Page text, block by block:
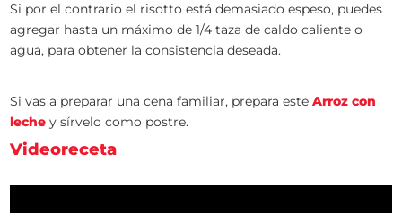
Si por el contrario el risotto está demasiado espeso, puedes
agregar hasta un máximo de 1/4 taza de caldo caliente o
agua, para obtener la consistencia deseada.
Si vas a preparar una cena familiar, prepara esteArroz con
leche y sírvelo como postre.
Videoreceta